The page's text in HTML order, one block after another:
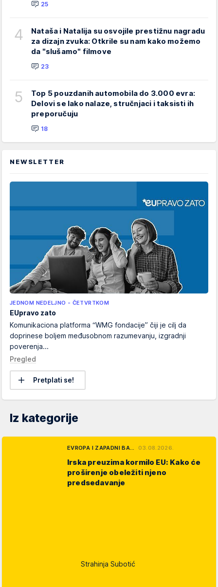
25
4
Nataša i Natalija su osvojile prestižnu nagradu
za dizajn zvuka: Otkrile su nam kako možemo
da "slušamo" filmove
23
5
Top 5 pouzdanih automobila do 3.000 evra:
Delovi se lako nalaze, stručnjaci i taksisti ih
preporučuju
18
NEWSLETTER
JEDNOM NEDELJNO - ČETVRTKOM
EUpravo zato
Komunikaciona platforma “WMG fondacije” čiji je cilj da
doprinese boljem međusobnom razumevanju, izgradnji
poverenja...
Pregled
Pretplati se!
Iz kategorije
EVROPA I ZAPADNI BA… 03.08.2026.
Irska preuzima kormilo EU: Kako će
proširenje obeležiti njeno
predsedavanje
Strahinja Subotić